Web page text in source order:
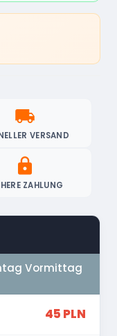
local_shipping
VERSAND
lock
ZAHLUNG
Vormittag
45 PLN